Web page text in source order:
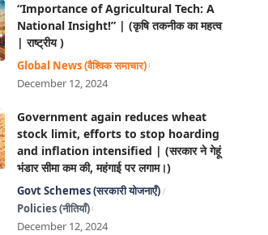
“Importance of Agricultural Tech: A
National Insight!” | (कृषि तकनीक का महत्व
| राष्ट्रीय )
Global News (वैश्विक समाचार)
December 12, 2024
Government again reduces wheat
stock limit, efforts to stop hoarding
and inflation intensified | (सरकार ने गेहूं
भंडार सीमा कम की, महंगाई पर लगाम।)
Govt Schemes (सरकारी योजनाएँ)
Policies (नीतियाँ)
December 12, 2024